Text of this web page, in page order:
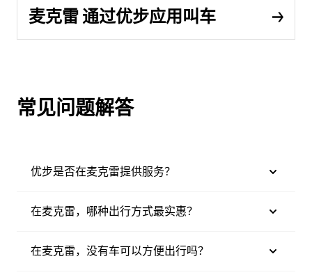
麦克雷 通过优步应用叫车
常见问题解答
优步是否在麦克雷提供服务？
在麦克雷，哪种出行方式最实惠？
在麦克雷，没有车可以方便出行吗？